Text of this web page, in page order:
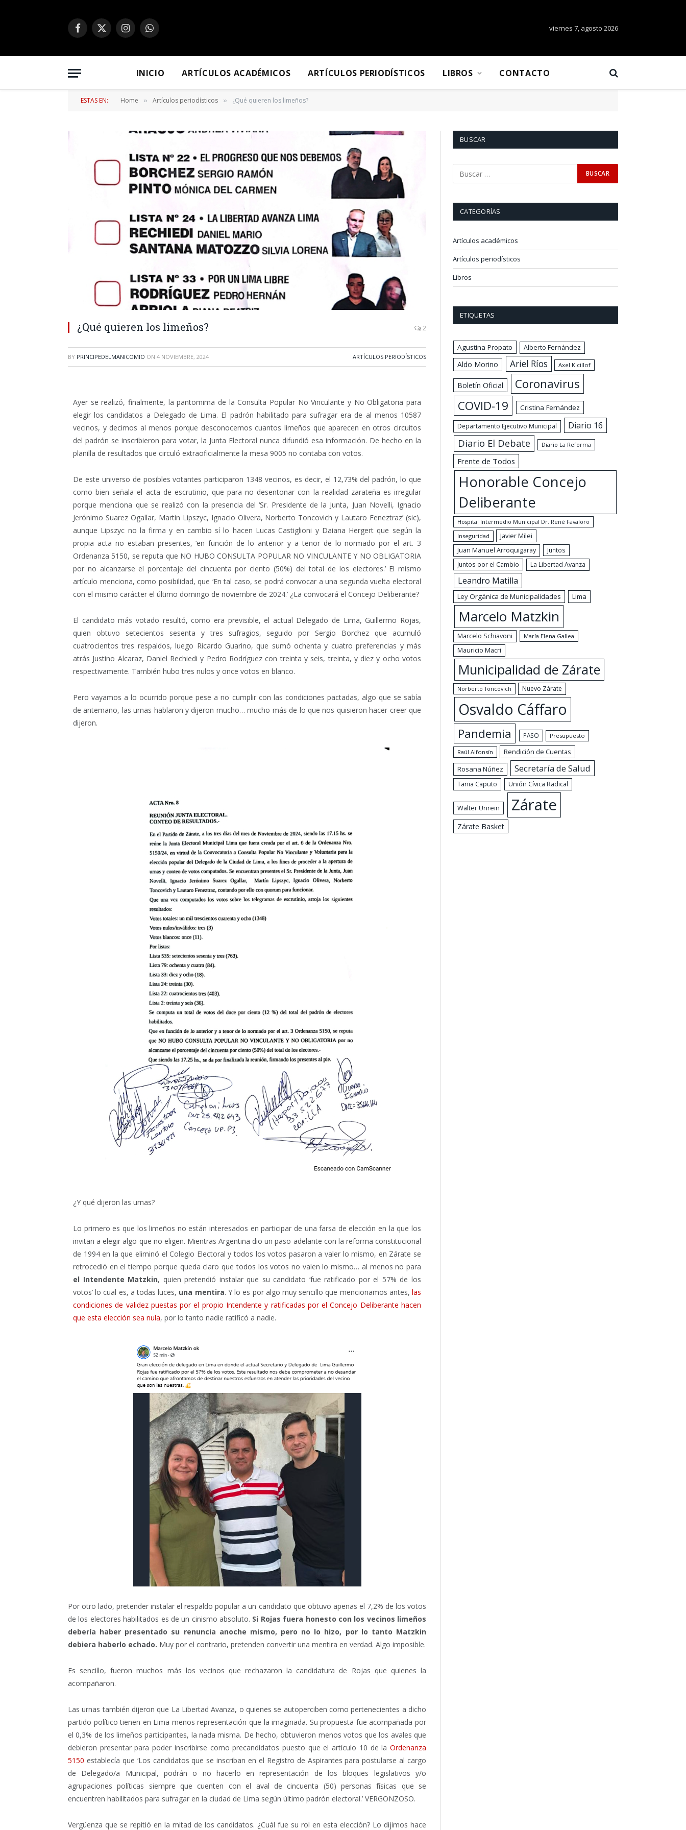
Facebook
X
InstagramWhatsApp viernes 7, agosto 2026
INICIO ARTÍCULOS ACADÉMICOS ARTÍCULOS PERIODÍSTICOS LIBROS CONTACTO
ESTAS EN: Home » Artículos periodísticos » ¿Qué quieren los limeños?
¿Qué quieren los limeños? 2
BY PRINCIPEDELMANICOMIO ON 4 NOVIEMBRE, 2024 ARTÍCULOS PERIODÍSTICOS
Ayer se realizó, finalmente, la pantomima de la Consulta Popular No Vinculante y No Obligatoria para
elegir los candidatos a Delegado de Lima. El padrón habilitado para sufragar era de al menos 10587
vecinos, y decimos al menos porque desconocemos cuantos limeños que aparecen en otros circuitos
del padrón se inscribieron para votar, la Junta Electoral nunca difundió esa información. De hecho en la
planilla de resultados que circuló extraoficialmente la mesa 9005 no contaba con votos.
De este universo de posibles votantes participaron 1348 vecinos, es decir, el 12,73% del padrón, lo que
como bien señala el acta de escrutinio, que para no desentonar con la realidad zarateña es irregular
porque menciona que se realizó con la presencia del ‘Sr. Presidente de la Junta, Juan Novelli, Ignacio
Jerónimo Suarez Ogallar, Martin Lipszyc, Ignacio Olivera, Norberto Toncovich y Lautaro Feneztraz’ (sic),
aunque Lipszyc no la firma y en cambio sí lo hacen Lucas Castiglioni y Daiana Hergert que según la
propia acta no estaban presentes, ‘en función de lo anterior y a tenor de lo normado por el art. 3
Ordenanza 5150, se reputa que NO HUBO CONSULTA POPULAR NO VINCULANTE Y NO OBLIGATORIA
por no alcanzarse el porcentaje del cincuenta por ciento (50%) del total de los electores.’ El mismo
artículo menciona, como posibilidad, que ‘En tal caso, se podrá convocar a una segunda vuelta electoral
con el mismo carácter el último domingo de noviembre de 2024.’ ¿La convocará el Concejo Deliberante?
El candidato más votado resultó, como era previsible, el actual Delegado de Lima, Guillermo Rojas,
quien obtuvo setecientos sesenta y tres sufragios, seguido por Sergio Borchez que acumuló
cuatrocientos tres respaldos, luego Ricardo Guarino, que sumó ochenta y cuatro preferencias y más
atrás Justino Alcaraz, Daniel Rechiedi y Pedro Rodríguez con treinta y seis, treinta, y diez y ocho votos
respectivamente. También hubo tres nulos y once votos en blanco.
Pero vayamos a lo ocurrido porque pese a no cumplir con las condiciones pactadas, algo que se sabía
de antemano, las urnas hablaron y dijeron mucho… mucho más de lo que nos quisieron hacer creer que
dijeron.
¿Y qué dijeron las urnas?
Lo primero es que los limeños no están interesados en participar de una farsa de elección en la que los
invitan a elegir algo que no eligen. Mientras Argentina dio un paso adelante con la reforma constitucional
de 1994 en la que eliminó el Colegio Electoral y todos los votos pasaron a valer lo mismo, en Zárate se
retrocedió en el tiempo porque queda claro que todos los votos no valen lo mismo… al menos no para
el Intendente Matzkin, quien pretendió instalar que su candidato ‘fue ratificado por el 57% de los
votos’ lo cual es, a todas luces, una mentira. Y lo es por algo muy sencillo que mencionamos antes,las
condiciones de validez puestas por el propio Intendente y ratificadas por el Concejo Deliberante hacen
que esta elección sea nula, por lo tanto nadie ratificó a nadie.
Por otro lado, pretender instalar el respaldo popular a un candidato que obtuvo apenas el 7,2% de los votos
de los electores habilitados es de un cinismo absoluto. Si Rojas fuera honesto con los vecinos limeños
debería haber presentado su renuncia anoche mismo, pero no lo hizo, por lo tanto Matzkin
debiera haberlo echado. Muy por el contrario, pretenden convertir una mentira en verdad. Algo imposible.
Es sencillo, fueron muchos más los vecinos que rechazaron la candidatura de Rojas que quienes la
acompañaron.
Las urnas también dijeron que La Libertad Avanza, o quienes se autoperciben como pertenecientes a dicho
partido político tienen en Lima menos representación que la imaginada. Su propuesta fue acompañada por
el 0,3% de los limeños participantes, la nada misma. De hecho, obtuvieron menos votos que los avales que
debieron presentar para poder inscribirse como precandidatos puesto que el artículo 10 de la Ordenanza
5150 establecía que ‘Los candidatos que se inscriban en el Registro de Aspirantes para postularse al cargo
de Delegado/a Municipal, podrán o no hacerlo en representación de los bloques legislativos y/o
agrupaciones políticas siempre que cuenten con el aval de cincuenta (50) personas físicas que se
encuentren habilitados para sufragar en la ciudad de Lima según último padrón electoral.’ VERGONZOSO.
Vergüenza que se repitió en la mitad de los candidatos. ¿Cuál fue su rol en esta elección? Lo dijimos hace
BUSCAR
CATEGORÍAS
Artículos académicos
Artículos periodísticos
Libros
ETIQUETAS
Agustina Propato Alberto Fernández
Aldo Morino Ariel Ríos Axel Kicillof
Boletín Oficial
Coronavirus
COVID-19
Cristina Fernández
Departamento Ejecutivo Municipal Diario 16
Diario El Debate Diario La Reforma
Frente de Todos
Honorable Concejo
Deliberante
Hospital Intermedio Municipal Dr. René Favaloro
Inseguridad
Javier Milei
Juan Manuel Arroquigaray
Juntos
Juntos por el Cambio
La Libertad Avanza
Leandro Matilla
Ley Orgánica de Municipalidades Lima
Marcelo Matzkin
Marcelo Schiavoni María Elena Gallea
Mauricio Macri
Municipalidad de Zárate
Norberto Toncovich Nuevo Zárate
Osvaldo Cáffaro
Pandemia PASO Presupuesto
Raúl Alfonsín
Rendición de Cuentas
Rosana Núñez
Secretaría de Salud
Tania Caputo Unión Cívica Radical
Walter Unrein Zárate
Zárate Basket